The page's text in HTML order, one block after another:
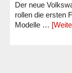
Der neue
rollen die ersten
Modelle …